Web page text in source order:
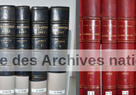
des Archives